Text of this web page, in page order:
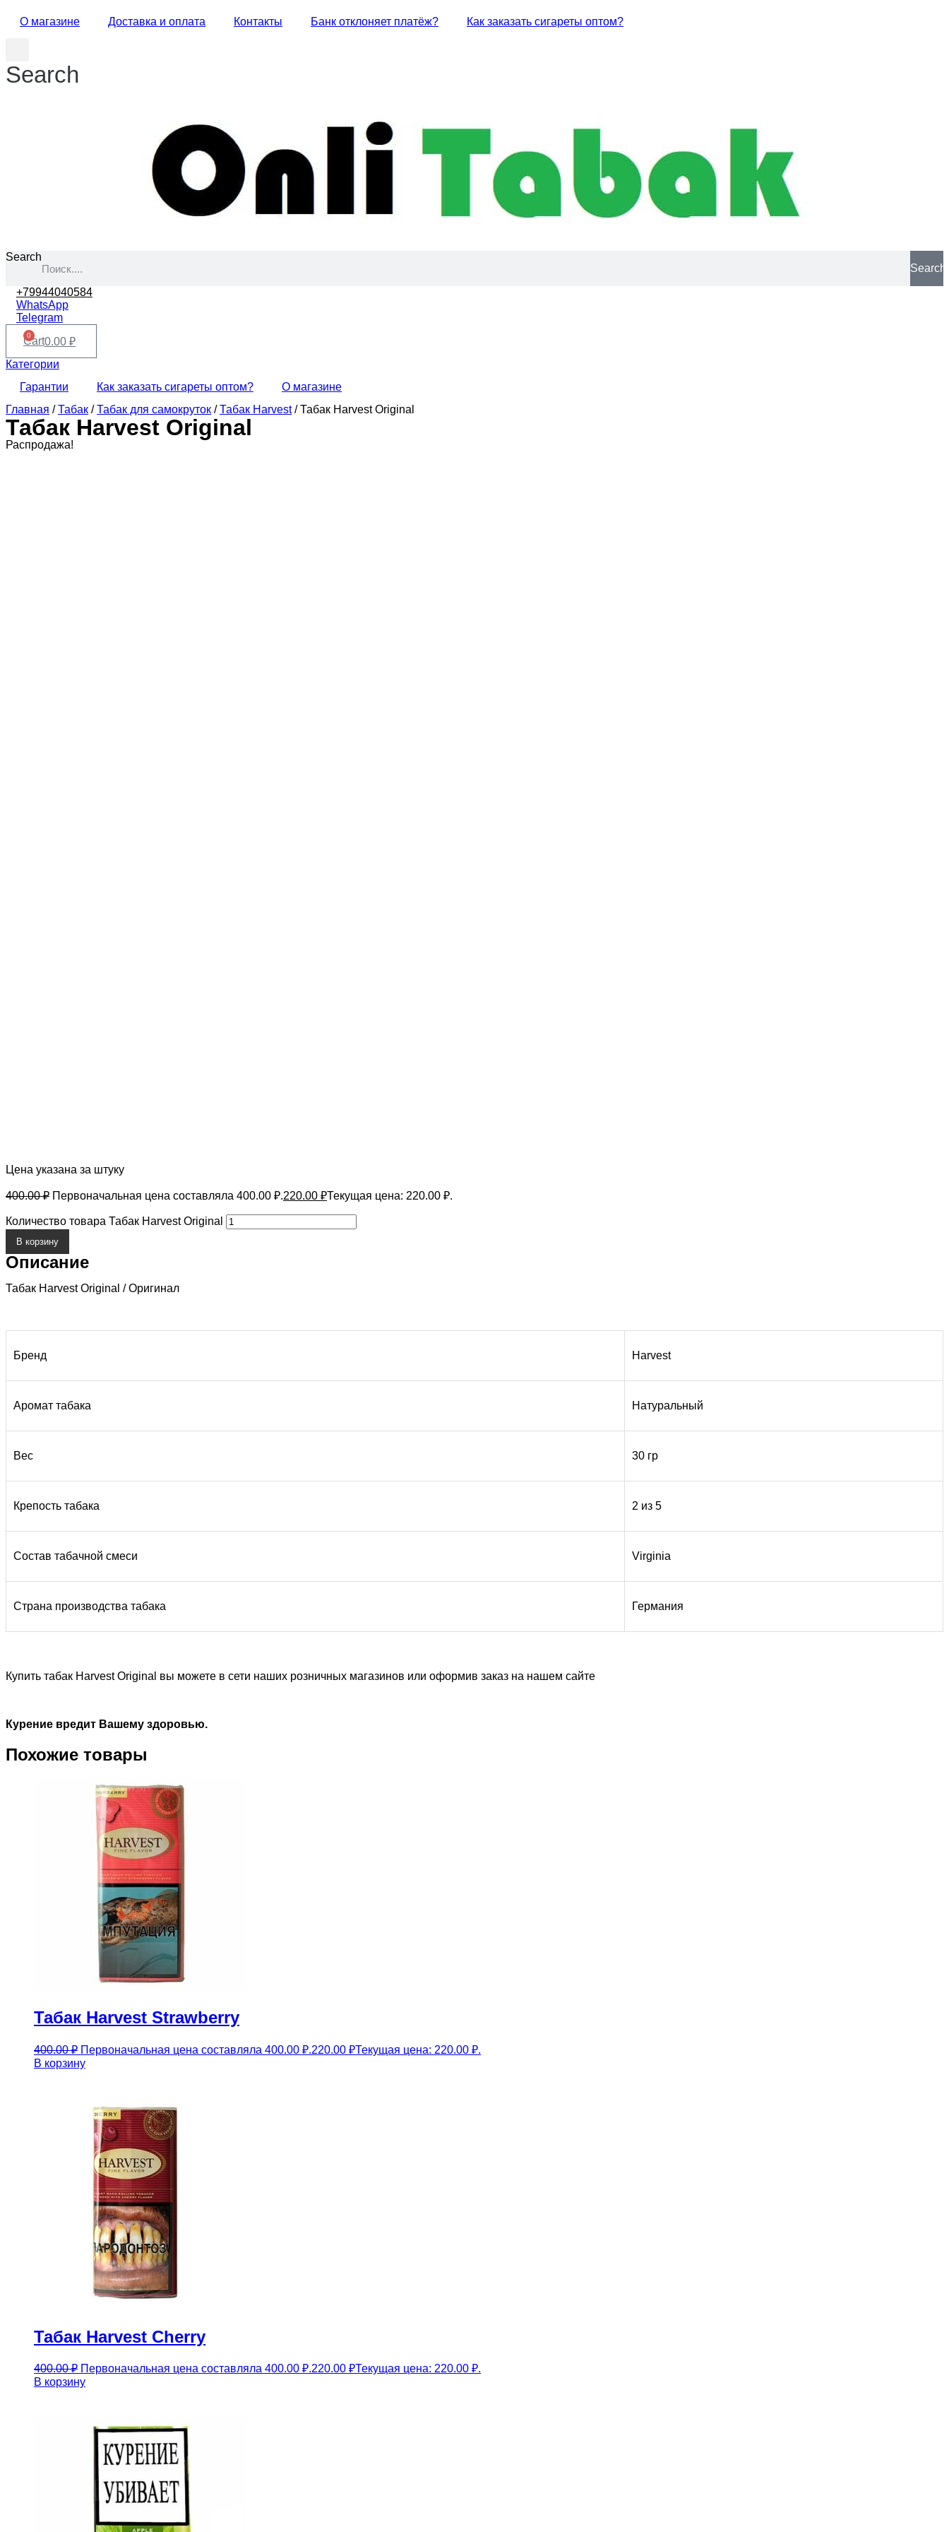
О магазине Доставка и оплата Контакты Банк отклоняет платёж? Как заказать сигареты оптом?
Search
Search
Search
+79944040584
WhatsApp
Telegram
0.00 ₽
0
Cart
Категории
Гарантии
Как заказать сигареты оптом?
О магазине
Главная /Табак /Табак для самокруток /Табак Harvest/ Табак Harvest Original
Табак Harvest Original
Распродажа!
Цена указана за штуку
400.00₽ Первоначальная цена составляла 400.00 ₽.220.00 ₽Текущая цена: 220.00 ₽.
Количество товара Табак Harvest Original
В корзину
Описание
Табак Harvest Original / Оригинал
Бренд Harvest
Аромат табака Натуральный
Вес 30 гр
Крепость табака 2 из 5
Состав табачной смеси Virginia
Страна производства табака Германия
Купить табак Harvest Original вы можете в сети наших розничных магазинов или оформив заказ на нашем сайте
Курение вредит Вашему здоровью.
Похожие товары
Табак Harvest Strawberry
400.00₽ Первоначальная цена составляла 400.00 ₽.220.00 ₽Текущая цена: 220.00 ₽.
В корзину
Табак Harvest Cherry
400.00₽ Первоначальная цена составляла 400.00 ₽.220.00 ₽Текущая цена: 220.00 ₽.
В корзину